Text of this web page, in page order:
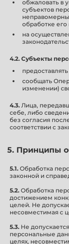
обжаловать в
субъектов
обработке
на
4.2. Субъекты
сообщать
изменении)
4.3. Лица,
себе, либо
без согласия
соответствии с
5. Принципы
5.1. Обработка
законной и
5.2. Обработка
достижением
целей. Не
несовместимая с
5.3. Не
персональные
целях,